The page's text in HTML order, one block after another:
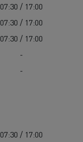
07:30 / 17:00
07:30 / 17:00
07:30 / 17:00
-
-
07:30 / 17:00